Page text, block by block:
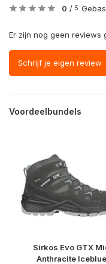
0 / 5
Er zijn nog geen reviews
Schrijf je eigen review
Voordeelbundels
Sirkos Evo GTX
Anthracite Iceblue